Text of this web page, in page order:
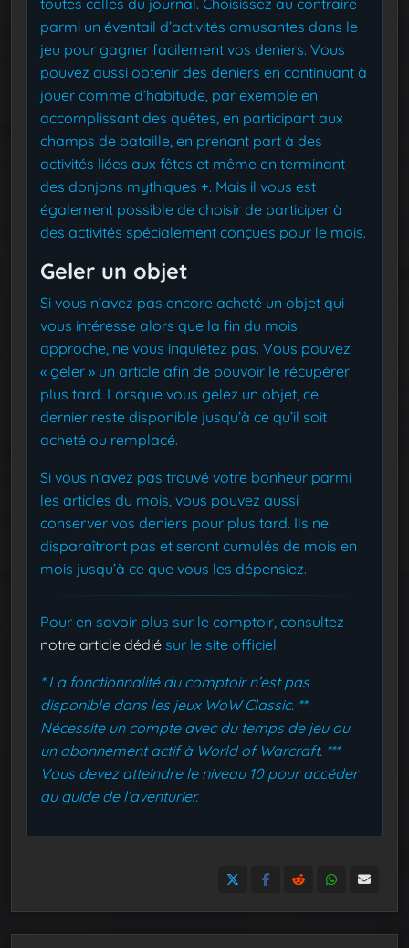
toutes celles du journal. Choisissez au contraire
parmi un éventail d’activités amusantes dans le
jeu pour gagner facilement vos deniers. Vous
pouvez aussi obtenir des deniers en continuant à
jouer comme d’habitude, par exemple en
accomplissant des quêtes, en participant aux
champs de bataille, en prenant part à des
activités liées aux fêtes et même en terminant
des donjons mythiques +. Mais il vous est
également possible de choisir de participer à
des activités spécialement conçues pour le mois.
Geler un objet
Si vous n’avez pas encore acheté un objet qui
vous intéresse alors que la fin du mois
approche, ne vous inquiétez pas. Vous pouvez
« geler » un article afin de pouvoir le récupérer
plus tard. Lorsque vous gelez un objet, ce
dernier reste disponible jusqu’à ce qu’il soit
acheté ou remplacé.
Si vous n’avez pas trouvé votre bonheur parmi
les articles du mois, vous pouvez aussi
conserver vos deniers pour plus tard. Ils ne
disparaîtront pas et seront cumulés de mois en
mois jusqu’à ce que vous les dépensiez.
Pour en savoir plus sur le comptoir, consultez
notre article dédié sur le site officiel.
* La fonctionnalité du comptoir n’est pas
disponible dans les jeux WoW Classic. **
Nécessite un compte avec du temps de jeu ou
un abonnement actif à World of Warcraft. ***
Vous devez atteindre le niveau 10 pour accéder
au guide de l’aventurier.